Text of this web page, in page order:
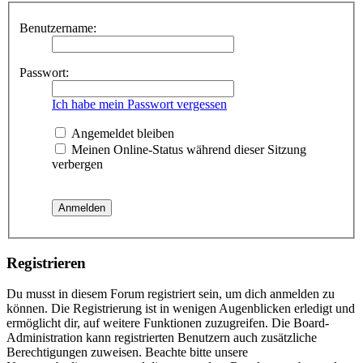
Benutzername:
Passwort:
Ich habe mein Passwort vergessen
Angemeldet bleiben
Meinen Online-Status während dieser Sitzung
verbergen
Registrieren
Du musst in diesem Forum registriert sein, um dich anmelden zu
können. Die Registrierung ist in wenigen Augenblicken erledigt und
ermöglicht dir, auf weitere Funktionen zuzugreifen. Die Board-
Administration kann registrierten Benutzern auch zusätzliche
Berechtigungen zuweisen. Beachte bitte unsere